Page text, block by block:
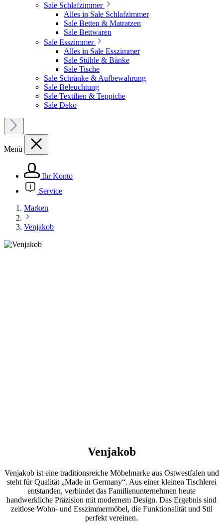
Sale Schlafzimmer
Alles in Sale Schlafzimmer
Sale Betten & Matratzen
Sale Bettwaren
Sale Esszimmer
Alles in Sale Esszimmer
Sale Stühle & Bänke
Sale Tische
Sale Schränke & Aufbewahrung
Sale Beleuchtung
Sale Textilien & Teppiche
Sale Deko
Menü
Ihr Konto
Service
Marken
Venjakob
Venjakob
Venjakob ist eine traditionsreiche Möbelmarke aus Ostwestfalen und
steht für Qualität „Made in Germany“. Aus einer kleinen Tischlerei
entstanden, verbindet das Familienunternehmen heute
handwerkliche Präzision mit modernem Design. Das Ergebnis sind
zeitlose Wohn- und Esszimmermöbel, die Funktionalität und Stil
perfekt vereinen.